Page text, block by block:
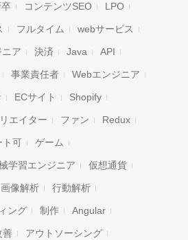
コンテンツSEO LPO
フルタイム webサービス
ア 決済 Java API
事業責任者 Webエンジニア
ECサイト Shopify
エイター ファン Redux
ト可 ゲーム
学習エンジニア 仮想通貨
画像解析 行動解析
ング 制作 Angular
善 アウトソーシング